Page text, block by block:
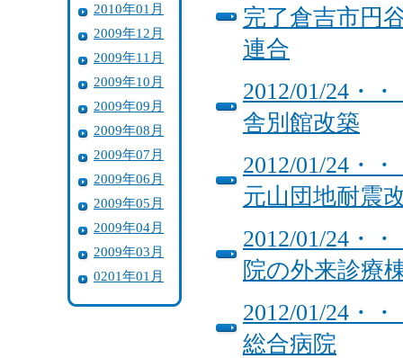
2010年01月
2009年12月
2009年11月
2009年10月
2009年09月
2009年08月
2009年07月
2009年06月
2009年05月
2009年04月
2009年03月
0201年01月
完了倉吉市円
連合
2012/01/24・
舎別館改築
2012/01/24・
元山団地耐震
2012/01/24・
院の外来診療
2012/01/24・
総合病院